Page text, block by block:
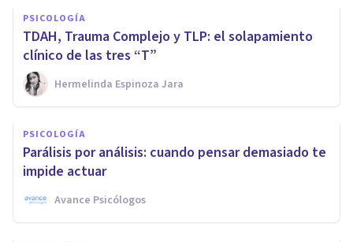
PSICOLOGÍA
TDAH, Trauma Complejo y TLP: el solapamiento
clínico de las tres “T”
Hermelinda Espinoza Jara
PSICOLOGÍA
Parálisis por análisis: cuando pensar demasiado te
impide actuar
Avance Psicólogos